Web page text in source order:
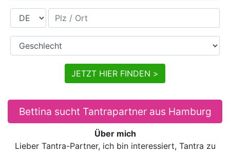
Land Plz / Ort
Geschlecht
JETZT HIER FINDEN >
Bettina sucht Tantrapartner aus Hamburg
Über mich
Lieber Tantra-Partner, ich bin interessiert, Tantra zu